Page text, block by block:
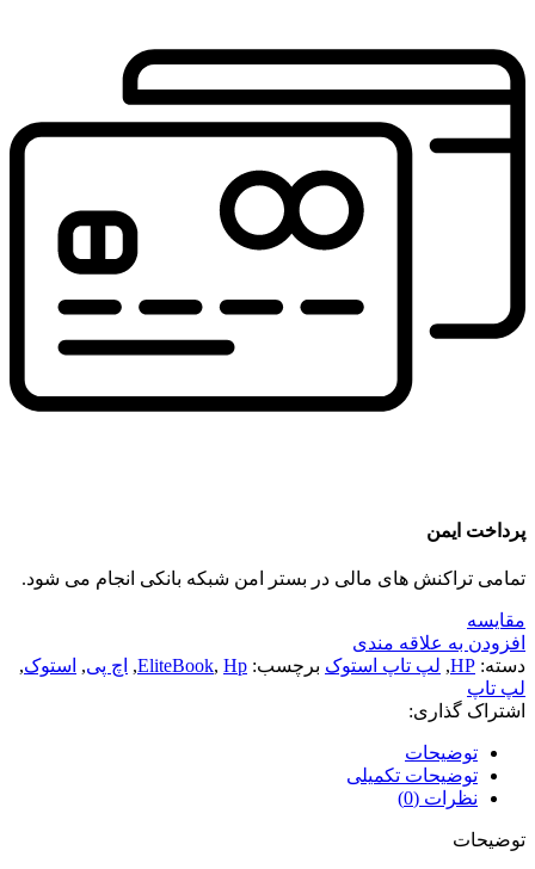
پرداخت ایمن
تمامی تراکنش های مالی در بستر امن شبکه بانکی انجام می شود.
مقايسه
افزودن به علاقه مندی
دسته: HP
, لپ تاپ استوک برچسب: EliteBook, Hp
, اچ پی, استوک,
لپ تاپ
اشتراک گذاری:
توضیحات
توضیحات تکمیلی
نظرات (0)
توضیحات